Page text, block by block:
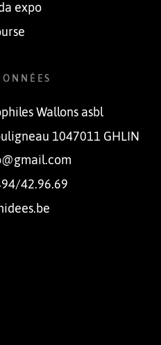
expo
Wallons asbl
1047011 GHLIN
42.96.69